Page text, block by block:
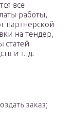
все
работы,
партнерской
на тендер,
статей
и т. д.
заказ;